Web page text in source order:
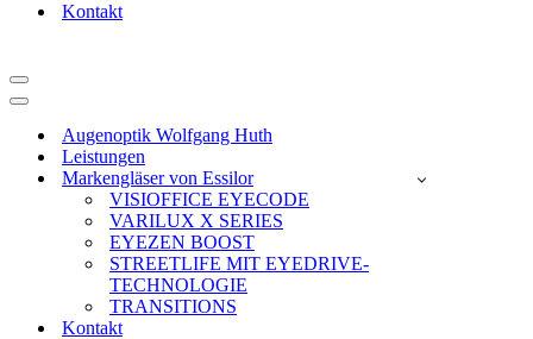
Kontakt
Navigationsmenü
Navigationsmenü
Augenoptik Wolfgang Huth
Leistungen
Markengläser von Essilor
VISIOFFICE EYECODE
VARILUX X SERIES
EYEZEN BOOST
STREETLIFE MIT EYEDRIVE-
TECHNOLOGIE
TRANSITIONS
Kontakt